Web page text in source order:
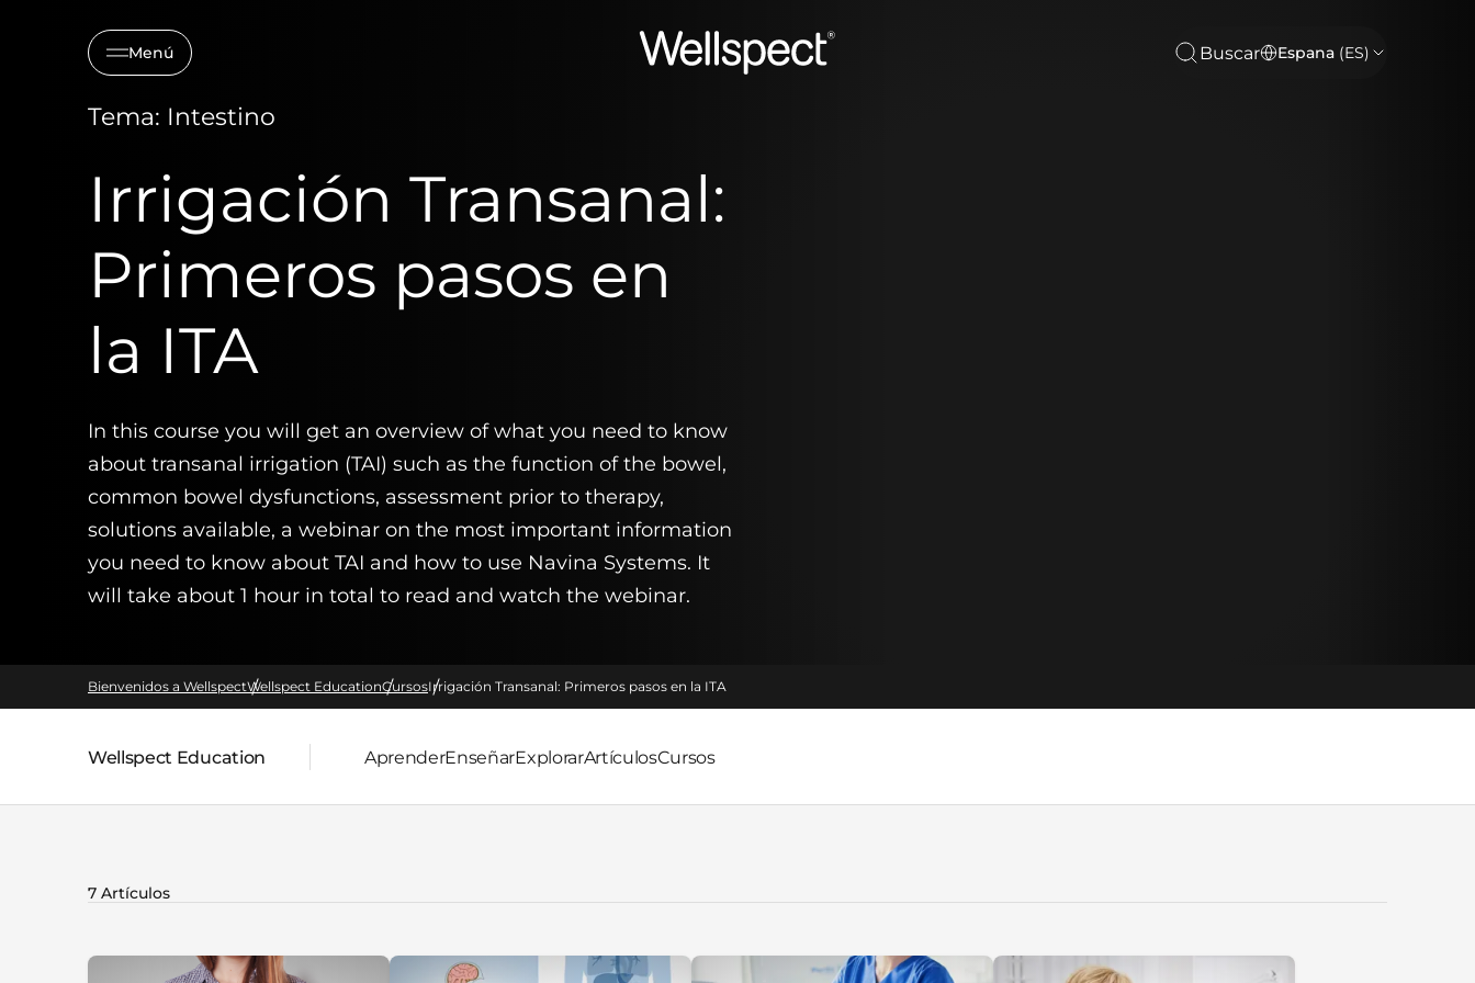
Menú
Wellspect
Buscar Espana (ES)
Tema: Intestino
Irrigación Transanal:
Primeros pasos en
la ITA
In this course you will get an overview of what you need to know
about transanal irrigation (TAI) such as the function of the bowel,
common bowel dysfunctions, assessment prior to therapy,
solutions available, a webinar on the most important information
you need to know about TAI and how to use Navina Systems. It
will take about 1 hour in total to read and watch the webinar.
Bienvenidos a WellspectWellspect EducationCursosIrrigación Transanal: Primeros pasos en la ITA
Página parental:
Wellspect Education AprenderEnseñarExplorarArtículosCursos
7 Artículos